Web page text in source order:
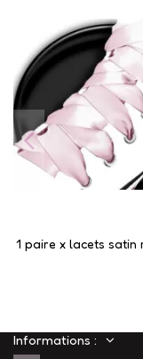
1 paire x lacets satin
Informations :